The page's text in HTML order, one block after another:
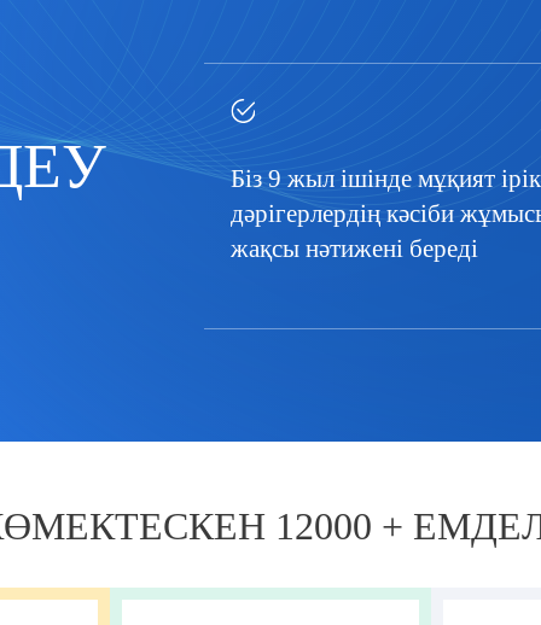
Біз 9 жыл ішінде мұқият
дәрігерлердің кәсіби
жақсы нәтижені береді
12000 +